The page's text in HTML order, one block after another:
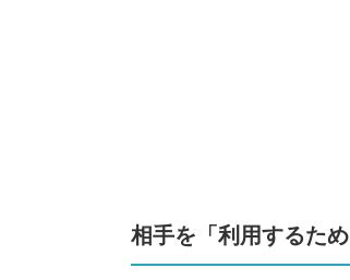
相手を「利用するた